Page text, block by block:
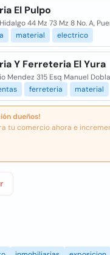
El Pulpo
44 Mz 73 Mz 8 No. A,
material electrico
Y Ferreteria El Yura
Mendez 315 Esq Manuel
ferreteria material
dueños!
tu comercio ahora e